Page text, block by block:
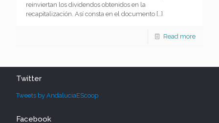
reinviertan los dividendos obtenidos en la
recapitalización. Así consta en el documento […]
Read more
Twitter
Tweets by AndaluciaEScoop
Facebook